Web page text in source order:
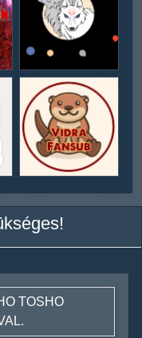
TOSHO